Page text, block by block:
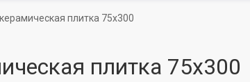
плитка 75x300
плитка 75x300